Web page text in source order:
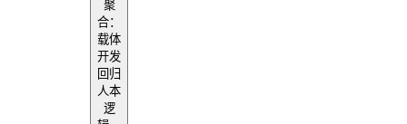
聚
合：
载体
开发
回归
人本
逻